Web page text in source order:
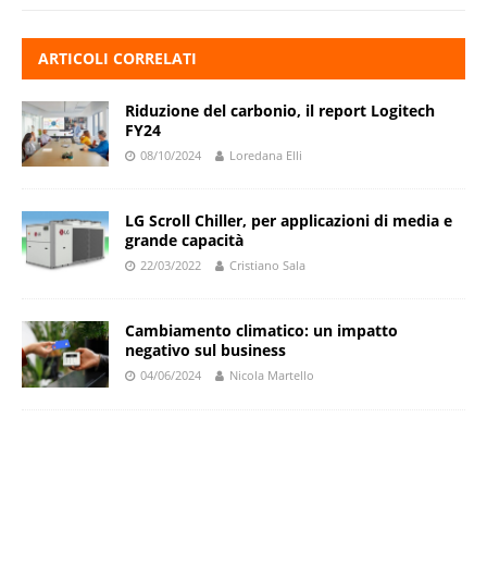
ARTICOLI CORRELATI
Riduzione del carbonio, il report Logitech
FY24
08/10/2024 Loredana Elli
LG Scroll Chiller, per applicazioni di media e
grande capacità
22/03/2022 Cristiano Sala
Cambiamento climatico: un impatto
negativo sul business
04/06/2024 Nicola Martello